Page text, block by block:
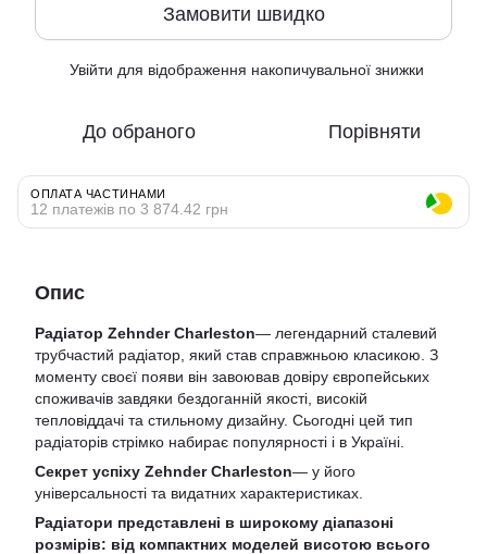
Замовити швидко
Увійти для відображення накопичувальної знижки
До обраного Порівняти
ОПЛАТА ЧАСТИНАМИ
12 платежів по 3 874.42 грн
Опис
Радіатор Zehnder Charleston— легендарний сталевий
трубчастий радіатор, який став справжньою класикою. З
моменту своєї появи він завоював довіру європейських
споживачів завдяки бездоганній якості, високій
тепловіддачі та стильному дизайну. Сьогодні цей тип
радіаторів стрімко набирає популярності і в Україні.
Секрет успіху Zehnder Charleston— у його
універсальності та видатних характеристиках.
Радіатори представлені в широкому діапазоні
розмірів: від компактних моделей висотою всього